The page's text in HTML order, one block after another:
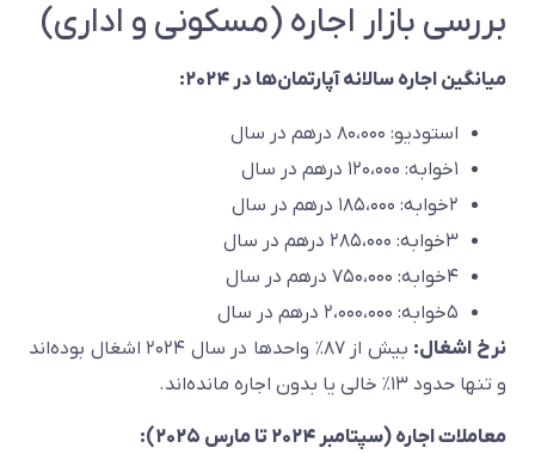
بررسی بازار اجاره (مسکونی و اداری)
میانگین اجاره سالانه آپارتمان‌ها در ۲۰۲۴:
استودیو: ۸۰،۰۰۰ درهم در سال
۱خوابه: ۱۲۰،۰۰۰ درهم در سال
۲خوابه: ۱۸۵،۰۰۰ درهم در سال
۳خوابه: ۲۸۵،۰۰۰ درهم در سال
۴خوابه: ۷۵۰،۰۰۰ درهم در سال
۵خوابه: ۲،۰۰۰،۰۰۰ درهم در سال
نرخ اشغال:
بیش از ۸۷٪ واحدها در سال ۲۰۲۴ اشغال بوده‌اند
و تنها حدود ۱۳٪ خالی یا بدون اجاره مانده‌اند.
معاملات اجاره (سپتامبر ۲۰۲۴ تا مارس ۲۰۲۵):